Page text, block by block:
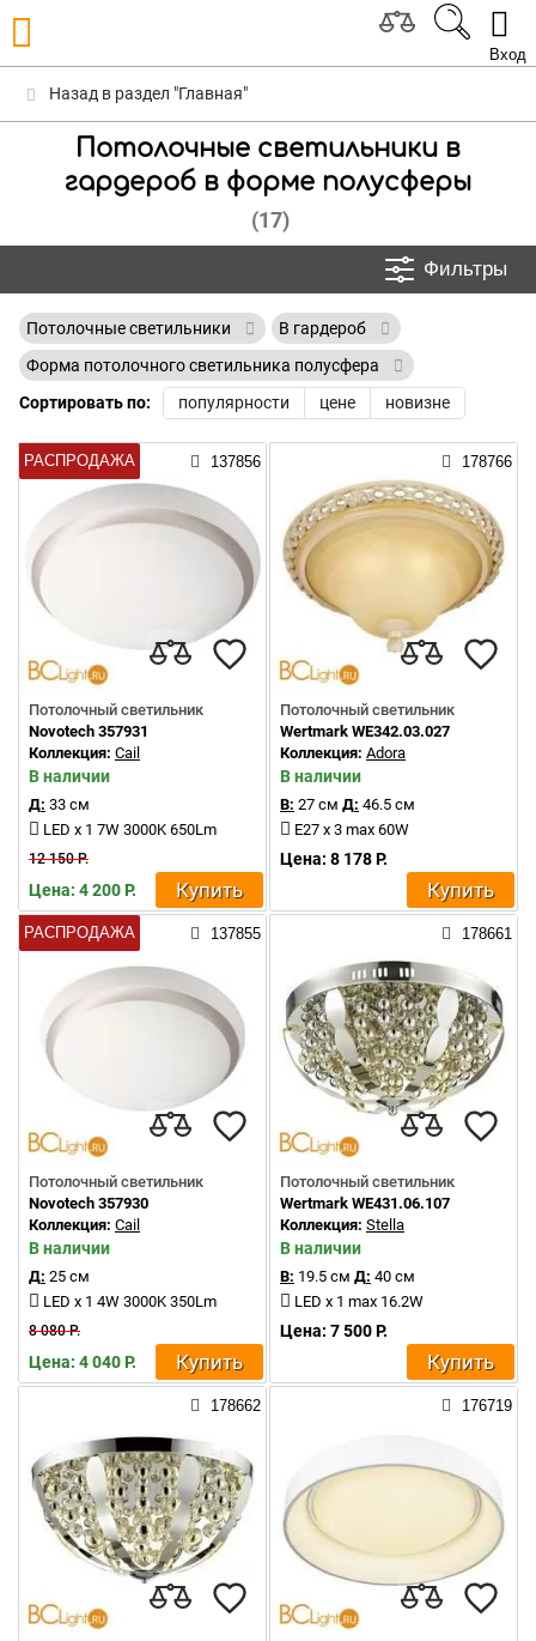
Вход
Назад в раздел "Главная"
Потолочные светильники в
гардероб в форме полусферы
(17)
Фильтры
Потолочные светильники
В гардероб
Форма потолочного светильника полусфера
Сортировать по:
популярности цене новизне
РАСПРОДАЖА 137856
Потолочный светильник
Novotech 357931
Коллекция: Cail
В наличии
Д: 33 см
LED x 1 7W 3000K 650Lm
12 150 Р.
Цена: 4 200 Р. Купить
178766
Потолочный светильник
Wertmark WE342.03.027
Коллекция: Adora
В наличии
В: 27 см Д: 46.5 см
E27 x 3 max 60W
Цена: 8 178 Р.
Купить
РАСПРОДАЖА 137855
Потолочный светильник
Novotech 357930
Коллекция: Cail
В наличии
Д: 25 см
LED x 1 4W 3000K 350Lm
8 080 Р.
Цена: 4 040 Р. Купить
178661
Потолочный светильник
Wertmark WE431.06.107
Коллекция: Stella
В наличии
В: 19.5 см Д: 40 см
LED x 1 max 16.2W
Цена: 7 500 Р.
Купить
178662 176719